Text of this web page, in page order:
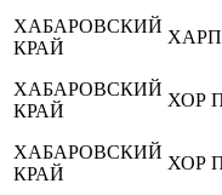
ХАБАРОВСКИЙ
КРАЙ
ХАБАРОВСКИЙ
КРАЙ
ХОР
ХАБАРОВСКИЙ
КРАЙ
ХОР